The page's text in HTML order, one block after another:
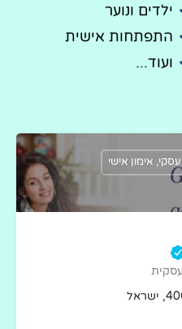
ילדים ונוער
התפתחות אישית
ועוד...